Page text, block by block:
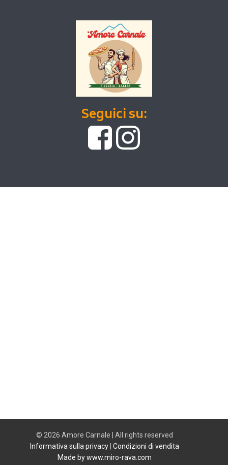
Seguici su:
© 2026 Amore Carnale | All rights reserved
Informativa sulla privacy| Condizioni di vendita
Made by www.miro-rava.com